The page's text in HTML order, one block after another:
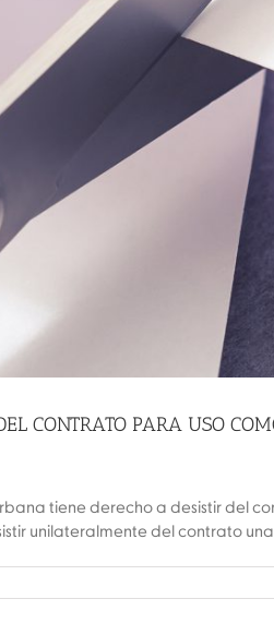
CONTRATO PARA USO
tiene derecho a desistir del
unilateralmente del contrato una